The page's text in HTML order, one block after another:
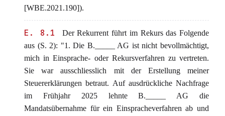
[WBE.2021.190]).
E. 8.1
Der Rekurrent führt im Rekurs das Folgende
aus (S. 2): "1. Die B._____ AG ist nicht bevollmächtigt,
mich in Einsprache- oder Rekursverfahren zu vertreten.
Sie war ausschliesslich mit der Erstellung meiner
Steuererklärungen betraut. Auf ausdrückliche Nachfrage
im Frühjahr 2025 lehnte B._____ AG die
Mandatsübernahme für ein Einspracheverfahren ab und